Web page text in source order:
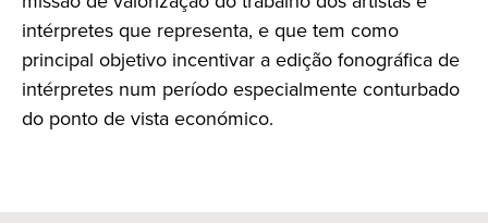
intérpretes que representa, e que tem como
principal objetivo incentivar a edição fonográfica de
intérpretes num período especialmente conturbado
do ponto de vista económico.